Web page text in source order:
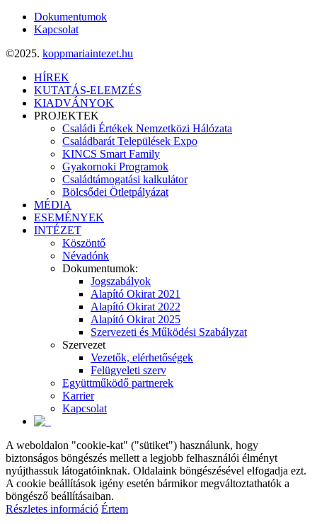
Dokumentumok
Kapcsolat
©2025. koppmariaintezet.hu
HÍREK
KUTATÁS-ELEMZÉS
KIADVÁNYOK
PROJEKTEK
Családi Értékek Nemzetközi Hálózata
Családbarát Települések Expo
KINCS Smart Family
Gyakornoki Programok
Családtámogatási kalkulátor
Bölcsődei Ötletpályázat
MÉDIA
ESEMÉNYEK
INTÉZET
Köszöntő
Névadónk
Dokumentumok:
Jogszabályok
Alapító Okirat 2021
Alapító Okirat 2022
Alapító Okirat 2025
Szervezeti és Működési Szabályzat
Szervezet
Vezetők, elérhetőségek
Felügyeleti szerv
Együttműködő partnerek
Karrier
Kapcsolat
A weboldalon "cookie-kat" ("sütiket") használunk, hogy
biztonságos böngészés mellett a legjobb felhasználói élményt
nyújthassuk látogatóinknak. Oldalaink böngészésével elfogadja ezt.
A cookie beállítások igény esetén bármikor megváltoztathatók a
böngésző beállításaiban.
Részletes információ Értem